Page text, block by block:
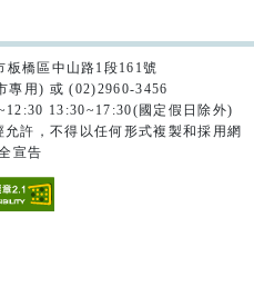
橋區中山路1段161號
專用) 或 (02)2960-3456
13:30~17:30(國定假日除外)
許，不得以任何形式複製和採用網
宣告